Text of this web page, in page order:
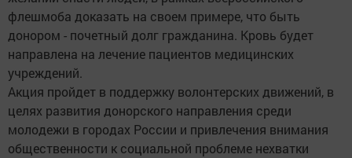
флешмоба доказать на своем примере, что быть
донором - почетный долг гражданина. Кровь будет
направлена на лечение пациентов медицинских
учреждений.
Акция пройдет в поддержку волонтерских движений, в
целях развития донорского направления среди
молодежи в городах России и привлечения внимания
общественности к социальной проблеме нехватки